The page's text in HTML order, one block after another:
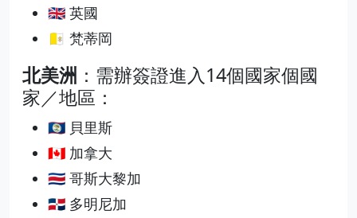
🇬🇧 英國
🇻🇦 梵蒂岡
北美洲 ：需辦簽證進入14個國家個國
家／地區：
🇧🇿 貝里斯
🇨🇦 加拿大
🇨🇷 哥斯大黎加
🇩🇴 多明尼加